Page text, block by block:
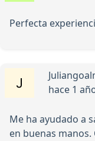
Perfecta
hace 1
Me ha ayudado a
en buenas manos.